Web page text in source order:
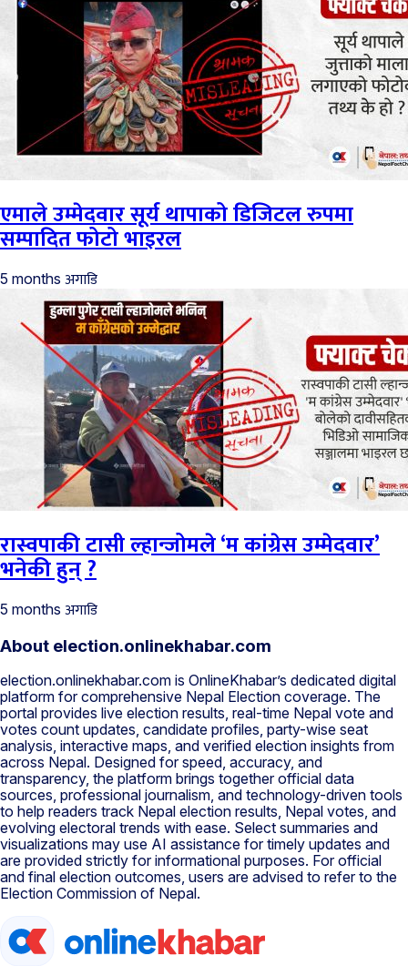
एमाले उम्मेदवार सूर्य थापाको डिजिटल रुपमा
सम्पादित फोटो भाइरल
5 months अगाडि
रास्वपाकी टासी ल्हान्जोमले ‘म कांग्रेस उम्मेदवार’
भनेकी हुन् ?
5 months अगाडि
About election.onlinekhabar.com
election.onlinekhabar.com is OnlineKhabar’s dedicated digital
platform for comprehensive Nepal Election coverage. The
portal provides live election results, real-time Nepal vote and
votes count updates, candidate profiles, party-wise seat
analysis, interactive maps, and verified election insights from
across Nepal. Designed for speed, accuracy, and
transparency, the platform brings together official data
sources, professional journalism, and technology-driven tools
to help readers track Nepal election results, Nepal votes, and
evolving electoral trends with ease. Select summaries and
visualizations may use AI assistance for timely updates and
are provided strictly for informational purposes. For official
and final election outcomes, users are advised to refer to the
Election Commission of Nepal.